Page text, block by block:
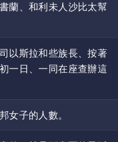
蘭、和利未人沙比太幫
以斯拉和些族長、按著
一日、一同在座查辦這
女子的人數。